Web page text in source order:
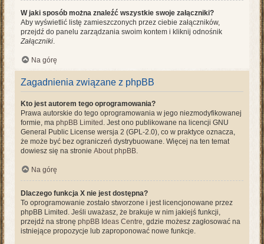
W jaki sposób można znaleźć wszystkie swoje załączniki?
Aby wyświetlić listę zamieszczonych przez ciebie załączników,
przejdź do panelu zarządzania swoim kontem i kliknij odnośnik
Załączniki.
Na górę
Zagadnienia związane z phpBB
Kto jest autorem tego oprogramowania?
Prawa autorskie do tego oprogramowania w jego niezmodyfikowanej
formie, ma phpBB Limited . Jest ono publikowane na licencji GNU
General Public License wersja 2 (GPL-2.0), co w praktyce oznacza,
że może być bez ograniczeń dystrybuowane. Więcej na ten temat
dowiesz się na stronie About phpBB.
Na górę
Dlaczego funkcja X nie jest dostępna?
To oprogramowanie zostało stworzone i jest licencjonowane przez
phpBB Limited. Jeśli uważasz, że brakuje w nim jakiejś funkcji,
przejdź na stronę phpBB Ideas Centre, gdzie możesz zagłosować na
istniejące propozycje lub zaproponować nowe funkcje.